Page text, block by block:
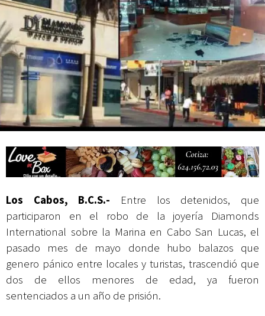
Mes Patrio
Atiende XV Ayuntamiento de Los Cabos planteamientos de Antorcha
Campesina
Los Cabos, B.C.S.- Entre los detenidos, que
participaron en el robo de la joyería Diamonds
International sobre la Marina en Cabo San Lucas, el
pasado mes de mayo donde hubo balazos que
genero pánico entre locales y turistas, trascendió que
dos de ellos menores de edad, ya fueron
sentenciados a un año de prisión.